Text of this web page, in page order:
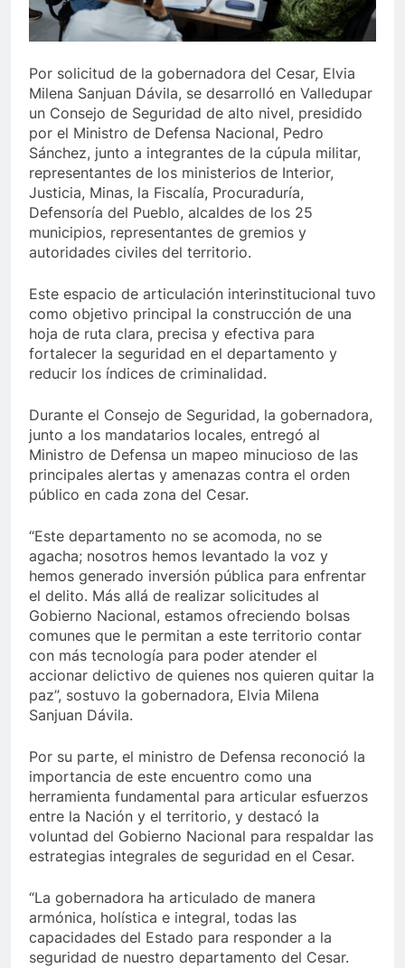
de Berosca y Jesús Vides Con éxito se
docente que abusó sexualmente de niña de 13 años
Por solicitud de la gobernadora del Cesar, Elvia
Milena Sanjuan Dávila, se desarrolló en Valledupar
un Consejo de Seguridad de alto nivel, presidido
por el Ministro de Defensa Nacional, Pedro
Sánchez, junto a integrantes de la cúpula militar,
representantes de los ministerios de Interior,
Justicia, Minas, la Fiscalía, Procuraduría,
Defensoría del Pueblo, alcaldes de los 25
municipios, representantes de gremios y
autoridades civiles del territorio.
Este espacio de articulación interinstitucional tuvo
como objetivo principal la construcción de una
hoja de ruta clara, precisa y efectiva para
fortalecer la seguridad en el departamento y
reducir los índices de criminalidad.
Durante el Consejo de Seguridad, la gobernadora,
junto a los mandatarios locales, entregó al
Ministro de Defensa un mapeo minucioso de las
principales alertas y amenazas contra el orden
público en cada zona del Cesar.
“Este departamento no se acomoda, no se
agacha; nosotros hemos levantado la voz y
hemos generado inversión pública para enfrentar
el delito. Más allá de realizar solicitudes al
Gobierno Nacional, estamos ofreciendo bolsas
comunes que le permitan a este territorio contar
con más tecnología para poder atender el
accionar delictivo de quienes nos quieren quitar la
paz”, sostuvo la gobernadora, Elvia Milena
Sanjuan Dávila.
Por su parte, el ministro de Defensa reconoció la
importancia de este encuentro como una
herramienta fundamental para articular esfuerzos
entre la Nación y el territorio, y destacó la
voluntad del Gobierno Nacional para respaldar las
estrategias integrales de seguridad en el Cesar.
“La gobernadora ha articulado de manera
armónica, holística e integral, todas las
capacidades del Estado para responder a la
seguridad de nuestro departamento del Cesar.